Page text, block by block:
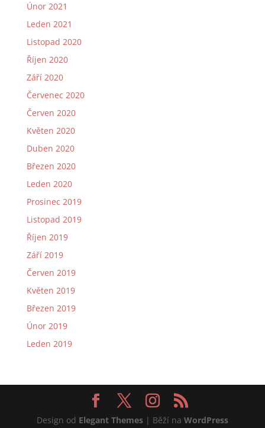
Únor 2021
Leden 2021
Listopad 2020
Říjen 2020
Září 2020
Červenec 2020
Červen 2020
Květen 2020
Duben 2020
Březen 2020
Leden 2020
Prosinec 2019
Listopad 2019
Říjen 2019
Září 2019
Červen 2019
Květen 2019
Březen 2019
Únor 2019
Leden 2019
Design od Elegant Themes| Běží na WordPress